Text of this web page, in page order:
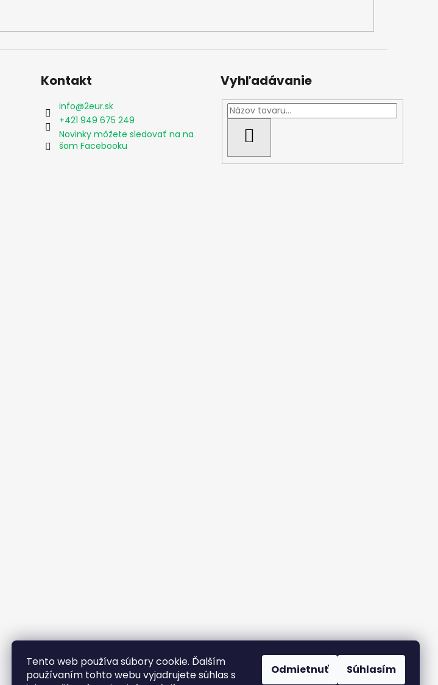
Tento web používa súbory cookie. Ďalším
používaním tohto webu vyjadrujete súhlas s
Odmietnuť Súhlasím
Kontakt
info@2eur.sk
+421 949 675 249
Novinky môžete sledovať na na
šom Facebooku
Vyhľadávanie